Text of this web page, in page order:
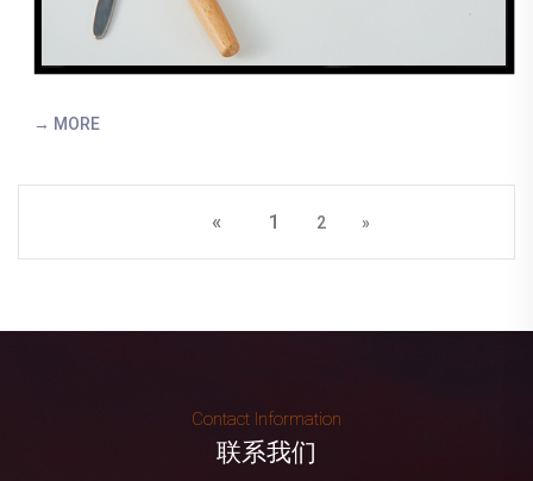
→ MORE
« 1 2 »
Contact Information
联系我们